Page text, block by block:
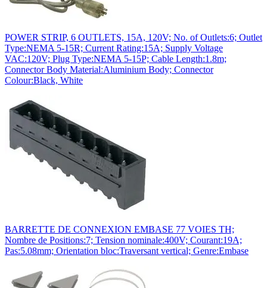
POWER STRIP, 6 OUTLETS, 15A, 120V; No. of Outlets:6; Outlet
Type:NEMA 5-15R; Current Rating:15A; Supply Voltage
VAC:120V; Plug Type:NEMA 5-15P; Cable Length:1.8m;
Connector Body Material:Aluminium Body; Connector
Colour:Black, White
BARRETTE DE CONNEXION EMBASE 77 VOIES TH;
Nombre de Positions:7; Tension nominale:400V; Courant:19A;
Pas:5.08mm; Orientation bloc:Traversant vertical; Genre:Embase